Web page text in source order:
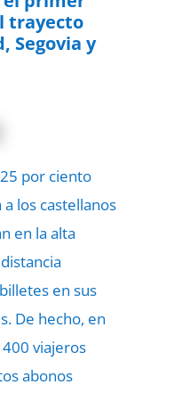
trayecto
Segovia y
por ciento
los castellanos
en la alta
en sus
De hecho, en
viajeros
abonos